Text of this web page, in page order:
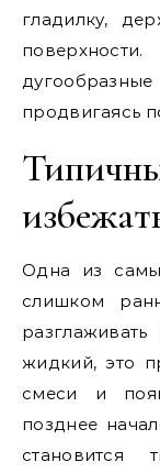
гладилку,
продвигаясь
Одна из
слишком
жидкий, это
смеси и
позднее